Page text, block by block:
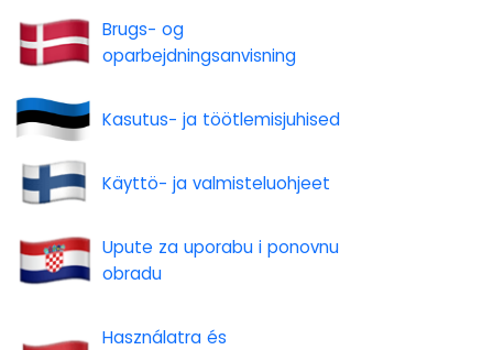
Brugs- og
oparbejdningsanvisning
Kasutus- ja töötlemisjuhised
Käyttö- ja valmisteluohjeet
Upute za uporabu i ponovnu
obradu
Használatra és